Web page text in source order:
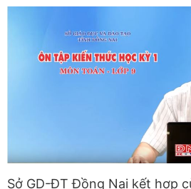
Sở GD-ĐT Đồng Nai kết hợp